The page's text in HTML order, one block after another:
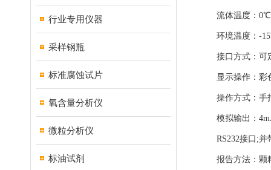
行业专用仪器
采样钢瓶
标准腐蚀试片
氧含量分析仪
微粒分析仪
标油试剂
流体温度：0℃
环境温度：-
接口方式：可
显示操作：彩
操作方式：手
模拟输出：
RS232接口;并
报告方法：颗